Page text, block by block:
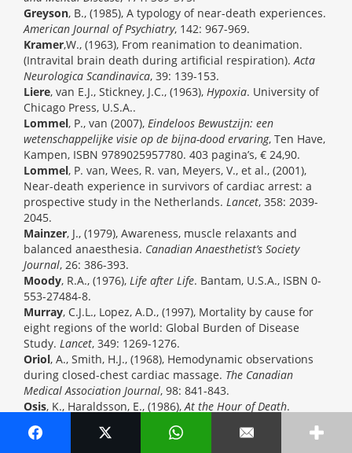
Greyson, B., (1985), A typology of near-death experiences.
American Journal of Psychiatry, 142: 967-969.
Kramer,W., (1963), From reanimation to deanimation.
(Intravital brain death during artificial respiration). Acta
Neurologica Scandinavica, 39: 139-153.
Liere, van E.J., Stickney, J.C., (1963), Hypoxia. University of
Chicago Press, U.S.A..
Lommel, P., van (2007), Eindeloos Bewustzijn: een
wetenschappelijke visie op de bijna-dood ervaring, Ten Have,
Kampen, ISBN 9789025957780. 403 pagina’s, € 24,90.
Lommel, P. van, Wees, R. van, Meyers, V., et al., (2001),
Near-death experience in survivors of cardiac arrest: a
prospective study in the Netherlands. Lancet, 358: 2039-
2045.
Mainzer, J., (1979), Awareness, muscle relaxants and
balanced anaesthesia. Canadian Anaesthetist’s Society
Journal, 26: 386-393.
Moody, R.A., (1976), Life after Life. Bantam, U.S.A., ISBN 0-
553-27484-8.
Murray, C.J.L., Lopez, A.D., (1997), Mortality by cause for
eight regions of the world: Global Burden of Disease
Study. Lancet, 349: 1269-1276.
Oriol, A., Smith, H.J., (1968), Hemodynamic observations
during closed-chest cardiac massage. The Canadian
Medical Association Journal, 98: 841-843.
Osis, K., Haraldsson, E., (1986), At the Hour of Death.
Ring
, K., (1980).Life at Death.Coward, McCann &